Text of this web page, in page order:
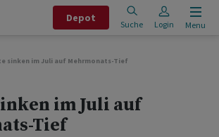
Depot
Suche Login Menu
sinken im Juli auf Mehrmonats-Tief
im Juli auf
Tief